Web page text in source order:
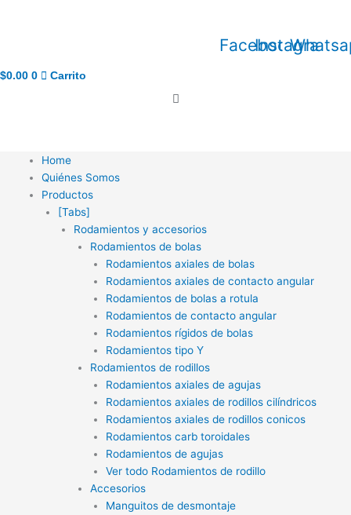
Facebook
Instagram
$0.00 0 Carrito
Home
Quiénes Somos
Productos
[Tabs]
Rodamientos y accesorios
Rodamientos de bolas
Rodamientos axiales de bolas
Rodamientos axiales de contacto angular
Rodamientos de bolas a rotula
Rodamientos de contacto angular
Rodamientos rígidos de bolas
Rodamientos tipo Y
Rodamientos de rodillos
Rodamientos axiales de agujas
Rodamientos axiales de rodillos cilíndricos
Rodamientos axiales de rodillos conicos
Rodamientos carb toroidales
Rodamientos de agujas
Ver todo Rodamientos de rodillo
Accesorios
Manguitos de desmontaje